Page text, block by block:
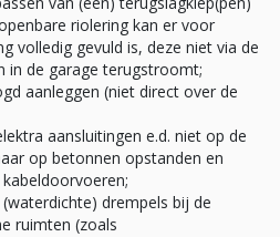
riolering kan er voor
volledig gevuld is, deze niet via de
in de garage terugstroomt;
aanleggen (niet direct over de
aansluitingen e.d. niet op de
op betonnen opstanden en
drempels bij de
ruimten (zoals